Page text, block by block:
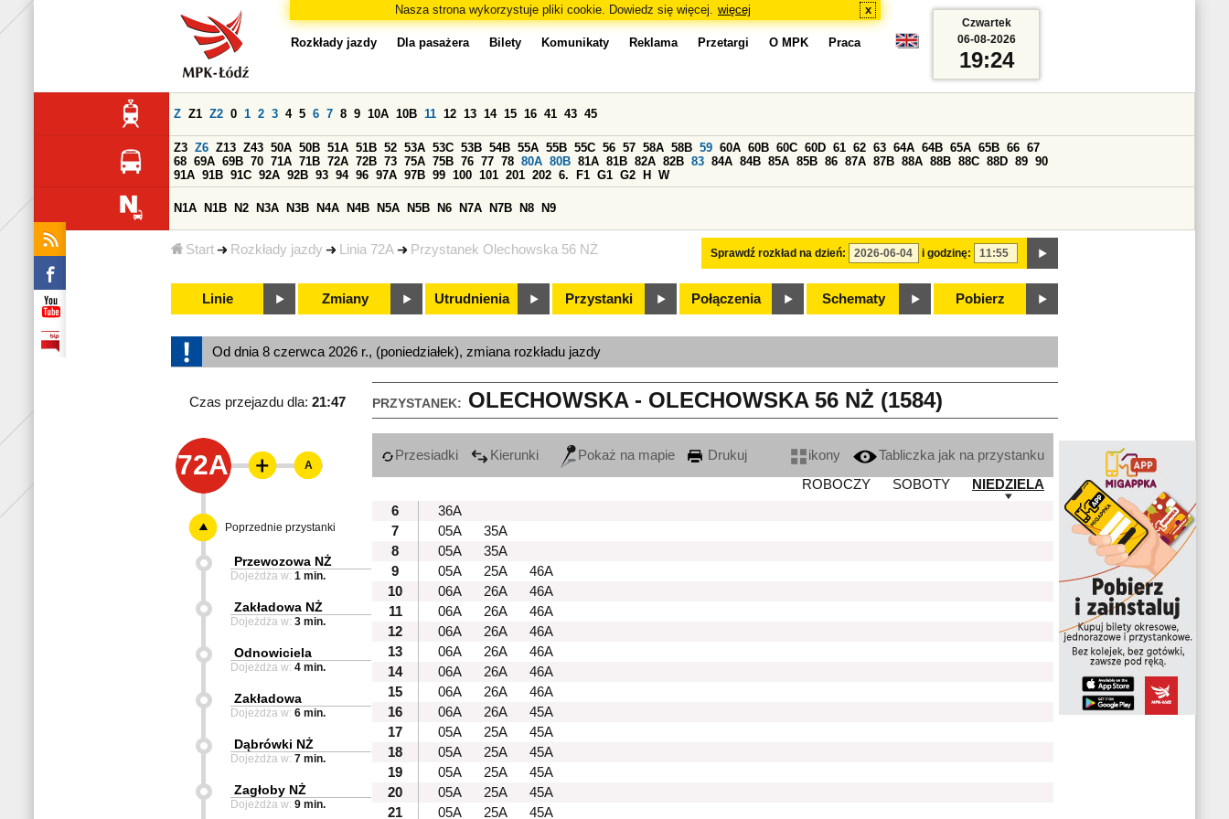
Nasza strona wykorzystuje pliki cookie. Dowiedz się więcej. więcej x
Start Rozkłady jazdy Linia 72A Przystanek Olechowska 56 NŻ
Rozkłady jazdy Dla pasażera Bilety Komunikaty Reklama Przetargi O MPK Praca
Sprawdź rozkład na dzień: i godzinę:
Z Z1 Z2 0 1 2 3 4 5 6 7 8 9 10A 10B 11 12 13 14 15 16 41 43 45
Z3 Z6 Z13 Z43 50A 50B 51A 51B 52 53A 53C 53B 54B 55A 55B 55C 56 57 58A 58B 59 60A 60B 60C 60D 61 62 63 64A 64B 65A 65B 66 67
68 69A 69B 70 71A 71B 72A 72B 73 75A 75B 76 77 78 80A 80B 81A 81B 82A 82B 83 84A 84B 85A 85B 86 87A 87B 88A 88B 88C 88D 89 90
91A 91B 91C 92A 92B 93 94 96 97A 97B 99 100 101 201 202 6. F1 G1 G2 H W
N1A N1B N2 N3A N3B N4A N4B N5A N5B N6 N7A N7B N8 N9
Linie Zmiany Utrudnienia Przystanki Połączenia Schematy Pobierz
Czwartek
06-08-2026
19:24
Od dnia 8 czerwca 2026 r., (poniedziałek), zmiana rozkładu jazdy
PRZYSTANEK: OLECHOWSKA - OLECHOWSKA 56 NŻ (1584)
Czas przejazdu dla: 21:47
72A Przesiadki Kierunki Pokaż na mapie Drukuj ikony
Tabliczka jak na przystanku
ROBOCZY
SOBOTY
NIEDZIELA
6
36A
7
05A
35A
8
05A
35A
9
05A 25A
46A
10
06A 26A
46A
11
06A 26A
46A
12
06A 26A
46A
13
06A 26A
46A
14
06A 26A
46A
15
06A 26A
46A
16
06A 26A
45A
17
05A 25A
45A
18
05A 25A
45A
19
05A 25A
45A
20
05A 25A
45A
21
05A 25A 45A
A
Poprzednie przystanki
Przewozowa NŻ
Dojeżdża w: 1 min.
Zakładowa NŻ
Dojeżdża w: 3 min.
Odnowiciela
Dojeżdża w: 4 min.
Zakładowa
Dojeżdża w: 6 min.
Dąbrówki NŻ
Dojeżdża w: 7 min.
Zagłoby NŻ
Dojeżdża w: 9 min.